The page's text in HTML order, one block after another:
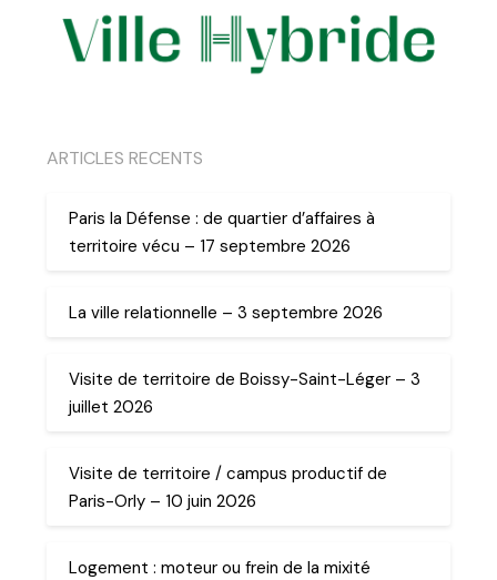
ARTICLES RECENTS
Paris la Défense : de quartier d’affaires à
territoire vécu – 17 septembre 2026
La ville relationnelle – 3 septembre 2026
Visite de territoire de Boissy-Saint-Léger – 3
juillet 2026
Visite de territoire / campus productif de
Paris-Orly – 10 juin 2026
Logement : moteur ou frein de la mixité